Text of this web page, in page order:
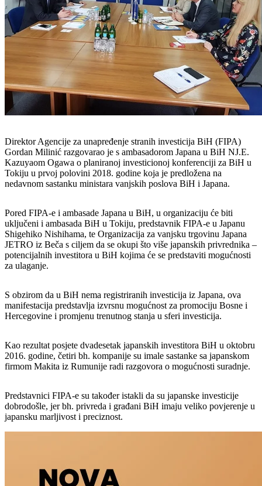
Direktor Agencije za unapređenje stranih investicija BiH (FIPA)
Gordan Milinić razgovarao je s ambasadorom Japana u BiH NJ.E.
Kazuyaom Ogawa o planiranoj investicionoj konferenciji za BiH u
Tokiju u prvoj polovini 2018. godine koja je predložena na
nedavnom sastanku ministara vanjskih poslova BiH i Japana.
Pored FIPA-e i ambasade Japana u BiH, u organizaciju će biti
uključeni i ambasada BiH u Tokiju, predstavnik FIPA-e u Japanu
Shigehiko Nishihama, te Organizacija za vanjsku trgovinu Japana
JETRO iz Beča s ciljem da se okupi što više japanskih privrednika –
potencijalnih investitora u BiH kojima će se predstaviti mogućnosti
za ulaganje.
S obzirom da u BiH nema registriranih investicija iz Japana, ova
manifestacija predstavlja izvrsnu mogućnost za promociju Bosne i
Hercegovine i promjenu trenutnog stanja u sferi investicija.
Kao rezultat posjete dvadesetak japanskih investitora BiH u oktobru
2016. godine, četiri bh. kompanije su imale sastanke sa japanskom
firmom Makita iz Rumunije radi razgovora o mogućnosti suradnje.
Predstavnici FIPA-e su također istakli da su japanske investicije
dobrodošle, jer bh. privreda i građani BiH imaju veliko povjerenje u
japansku marljivost i preciznost.